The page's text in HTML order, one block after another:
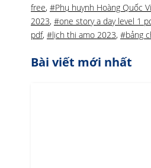
free, #Phụ huynh Hoàng Quốc
2023, #one story a day level 1
pdf, #lịch thi amo 2023, #bảng
Bài viết mới nhất